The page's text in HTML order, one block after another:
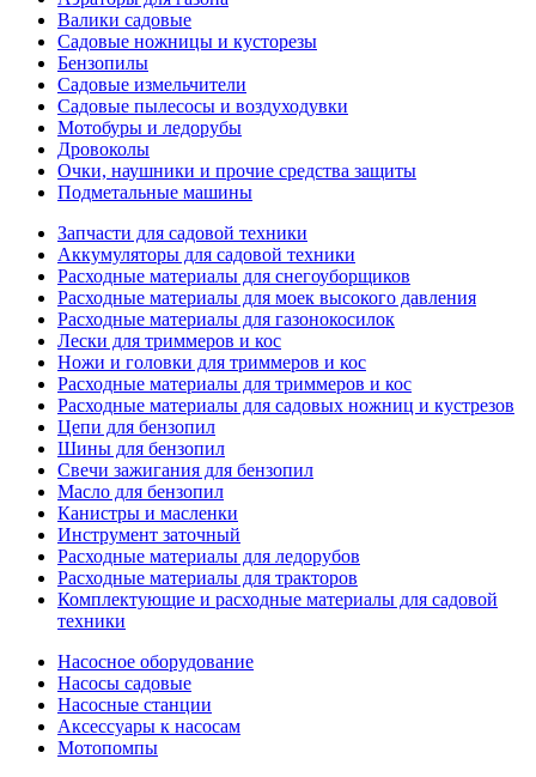
Валики садовые
Садовые ножницы и кусторезы
Бензопилы
Садовые измельчители
Садовые пылесосы и воздуходувки
Мотобуры и ледорубы
Дровоколы
Очки, наушники и прочие средства защиты
Подметальные машины
Запчасти для садовой техники
Аккумуляторы для садовой техники
Расходные материалы для снегоуборщиков
Расходные материалы для моек высокого давления
Расходные материалы для газонокосилок
Лески для триммеров и кос
Ножи и головки для триммеров и кос
Расходные материалы для триммеров и кос
Расходные материалы для садовых ножниц и кустрезов
Цепи для бензопил
Шины для бензопил
Свечи зажигания для бензопил
Масло для бензопил
Канистры и масленки
Инструмент заточный
Расходные материалы для ледорубов
Расходные материалы для тракторов
Комплектующие и расходные материалы для садовой
техники
Насосное оборудование
Насосы садовые
Насосные станции
Аксессуары к насосам
Мотопомпы